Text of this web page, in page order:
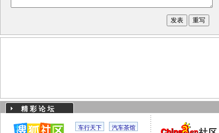
精 彩 论 坛
车行天下 汽车茶馆